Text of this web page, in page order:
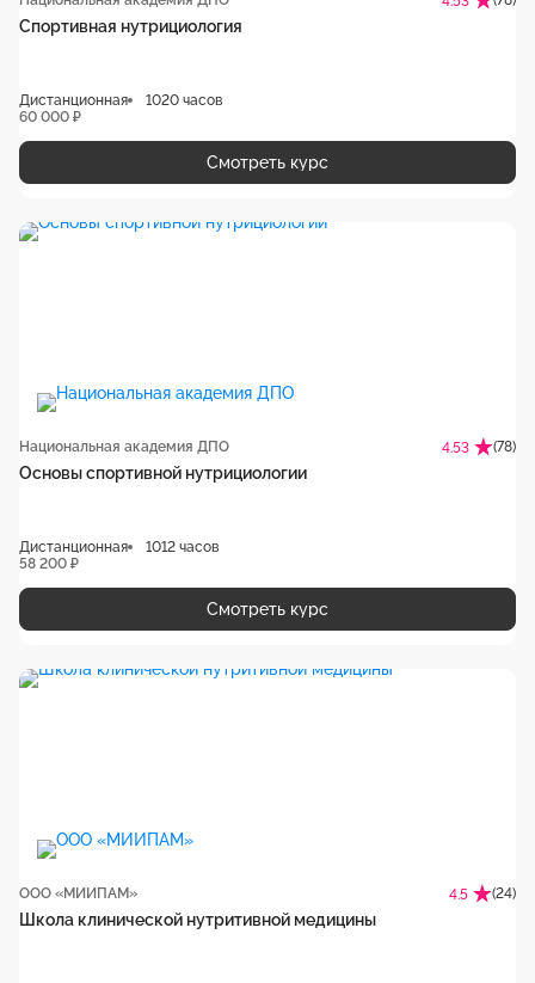
Спортивная нутрициология
Дистанционная
1020 часов
60 000 ₽
Смотреть курс
Национальная академия ДПО 4.53 (78)
Основы спортивной нутрициологии
Дистанционная
1012 часов
58 200 ₽
Смотреть курс
ООО «МИИПАМ» 4.5 (24)
Школа клинической нутритивной медицины